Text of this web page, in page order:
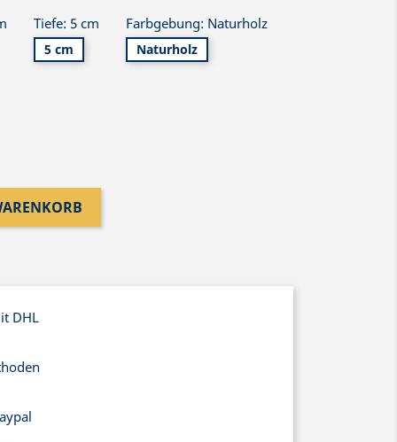
Tiefe: 5 cm
5 cm
Farbgebung: Naturholz
Naturholz
DHL